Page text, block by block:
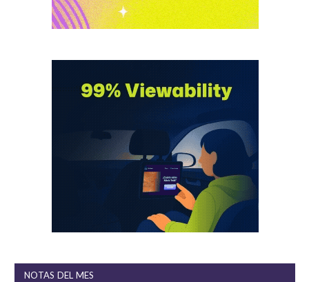
NOTAS DEL MES